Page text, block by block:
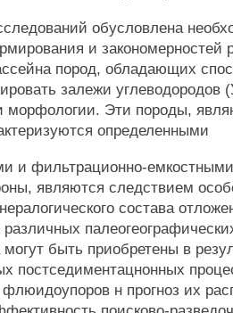
обусловлена
и закономерностей
пород, обладающих
залежи углеводородов
и морфологии. Эти породы,
определенными
и фильтрационно-
являются следствием
состава
быть приобретены в
постседиментацнонных
н прогноз их